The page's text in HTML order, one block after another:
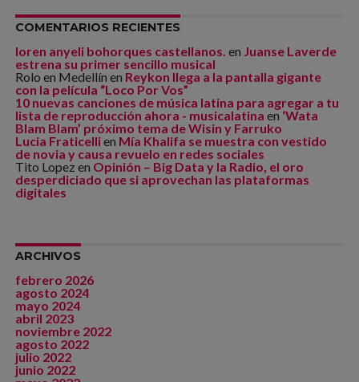
COMENTARIOS RECIENTES
loren anyeli bohorques castellanos. en Juanse Laverde
estrena su primer sencillo musical
Rolo en Medellín en Reykon llega a la pantalla gigante
con la película “Loco Por Vos”
10 nuevas canciones de música latina para agregar a tu
lista de reproducción ahora - musicalatina en ‘Wata
Blam Blam’ próximo tema de Wisin y Farruko
Lucia Fraticellien Mía Khalifa se muestra con vestido
de novia y causa revuelo en redes sociales
Tito Lopez en Opinión – Big Data y la Radio, el oro
desperdiciado que si aprovechan las plataformas
digitales
ARCHIVOS
febrero 2026
agosto 2024
mayo 2024
abril 2023
noviembre 2022
agosto 2022
julio 2022
junio 2022